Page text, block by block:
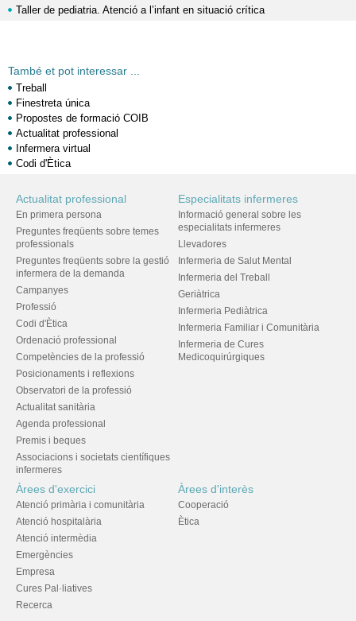
Taller de pediatria. Atenció a l’infant en situació crítica
També et pot interessar ...
Treball
Finestreta única
Propostes de formació COIB
Actualitat professional
Infermera virtual
Codi d'Ètica
Actualitat professional
En primera persona
Preguntes freqüents sobre temes
professionals
Preguntes freqüents sobre la gestió
infermera de la demanda
Campanyes
Professió
Codi d'Ètica
Ordenació professional
Competències de la professió
Posicionaments i reflexions
Observatori de la professió
Actualitat sanitària
Agenda professional
Premis i beques
Associacions i societats científiques
infermeres
Especialitats infermeres
Informació general sobre les
especialitats infermeres
Llevadores
Infermeria de Salut Mental
Infermeria del Treball
Geriàtrica
Infermeria Pediàtrica
Infermeria Familiar i Comunitària
Infermeria de Cures
Medicoquirúrgiques
Àrees d'exercici
Atenció primària i comunitària
Atenció hospitalària
Atenció intermèdia
Emergències
Empresa
Cures Pal·liatives
Recerca
Àrees d'interès
Cooperació
Ètica